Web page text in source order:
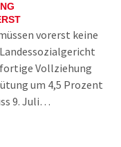
vorerst keine
Vollziehung
um 4,5 Prozent
9. Juli…